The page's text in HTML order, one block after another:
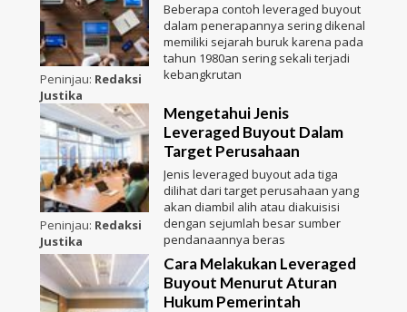
Peninjau: Redaksi
Justika
Beberapa contoh leveraged buyout
dalam penerapannya sering dikenal
memiliki sejarah buruk karena pada
tahun 1980an sering sekali terjadi
kebangkrutan
Peninjau: Redaksi
Justika
Mengetahui Jenis
Leveraged Buyout Dalam
Target Perusahaan
Jenis leveraged buyout ada tiga
dilihat dari target perusahaan yang
akan diambil alih atau diakuisisi
dengan sejumlah besar sumber
pendanaannya beras
Cara Melakukan Leveraged
Buyout Menurut Aturan
Hukum Pemerintah